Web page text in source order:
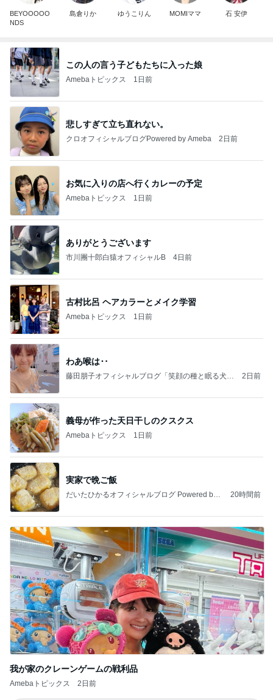
BEYOOOOO
NDS
島倉りか ゆうこりん MOMIママ 石 安伊
この人の言う子どもたちに入った娘
Amebaトピックス 1日前
悲しすぎて立ち直れない。
クロオフィシャルブログPowered by Ameba 2日前
お気に入りの店へ行くカレーの予定
Amebaトピックス 1日前
ありがとうございます
市川團十郎白猿オフィシャルB 4日前
古村比呂 ヘアカラーとメイク学習
Amebaトピックス 1日前
わあ喉は‥
藤田朋子オフィシャルブログ「笑顔の種と眠る犬」
2日前
義母が作った天日干しのクスクス
Amebaトピックス 1日前
実家で晩ご飯
だいたひかるオフィシャルブログ Powered by
20時間前
我が家のクレーンゲームの戦利品
Amebaトピックス 2日前